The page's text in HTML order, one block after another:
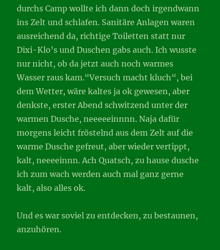
durchs Camp wollte ich dann doch irgendwann
ins Zelt und schlafen. Sanitäre Anlagen waren
ausreichend da, richtige Toiletten statt nur
Dixi-Klo’s und Duschen gabs auch. Ich wusste
nur nicht, ob da jetzt auch noch warmes
Wasser raus kam.“Versuch macht kluch“, bei
dem Wetter, wäre kaltes ja ok gewesen, aber
denkste, erster Abend schwitzend unter der
warmen Dusche, neeeeeinnnn. Naja dafür
morgens leicht fröstelnd aus dem Zelt auf die
warme Dusche gefreut, aber wieder vertippt,
kalt, neeeeinnn. Ach Quatsch, zu hause dusche
ich zum wach werden auch mal ganz gerne
kalt, also alles ok.
Und es war soviel zu entdecken, zu bestaunen,
anzuhören.